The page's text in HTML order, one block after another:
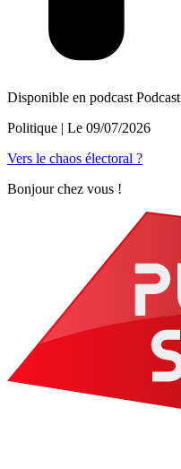
Disponible en podcast Podcast
Politique | Le 09/07/2026
Vers le chaos électoral ?
Bonjour chez vous !